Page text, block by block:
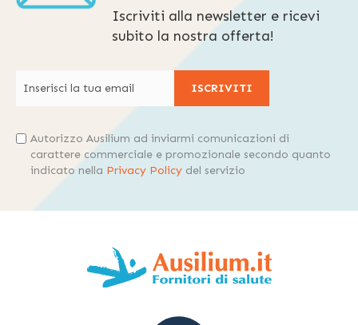
Iscriviti alla newsletter e ricevi
subito la nostra offerta!
ISCRIVITI
Autorizzo Ausilium ad inviarmi comunicazioni di
carattere commerciale e promozionale secondo quanto
indicato nella Privacy Policy del servizio